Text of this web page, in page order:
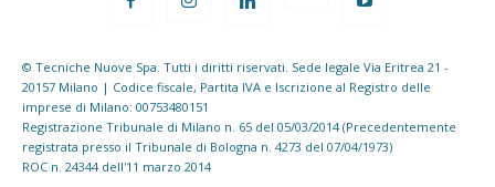
© Tecniche Nuove Spa. Tutti i diritti riservati. Sede legale Via Eritrea 21 -
20157 Milano | Codice fiscale, Partita IVA e Iscrizione al Registro delle
imprese di Milano: 00753480151
Registrazione Tribunale di Milano n. 65 del 05/03/2014 (Precedentemente
registrata presso il Tribunale di Bologna n. 4273 del 07/04/1973)
ROC n. 24344 dell'11 marzo 2014